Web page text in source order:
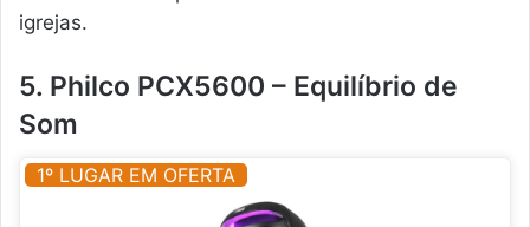
igrejas.
5. Philco PCX5600 – Equilíbrio de
Som
1º LUGAR EM OFERTA